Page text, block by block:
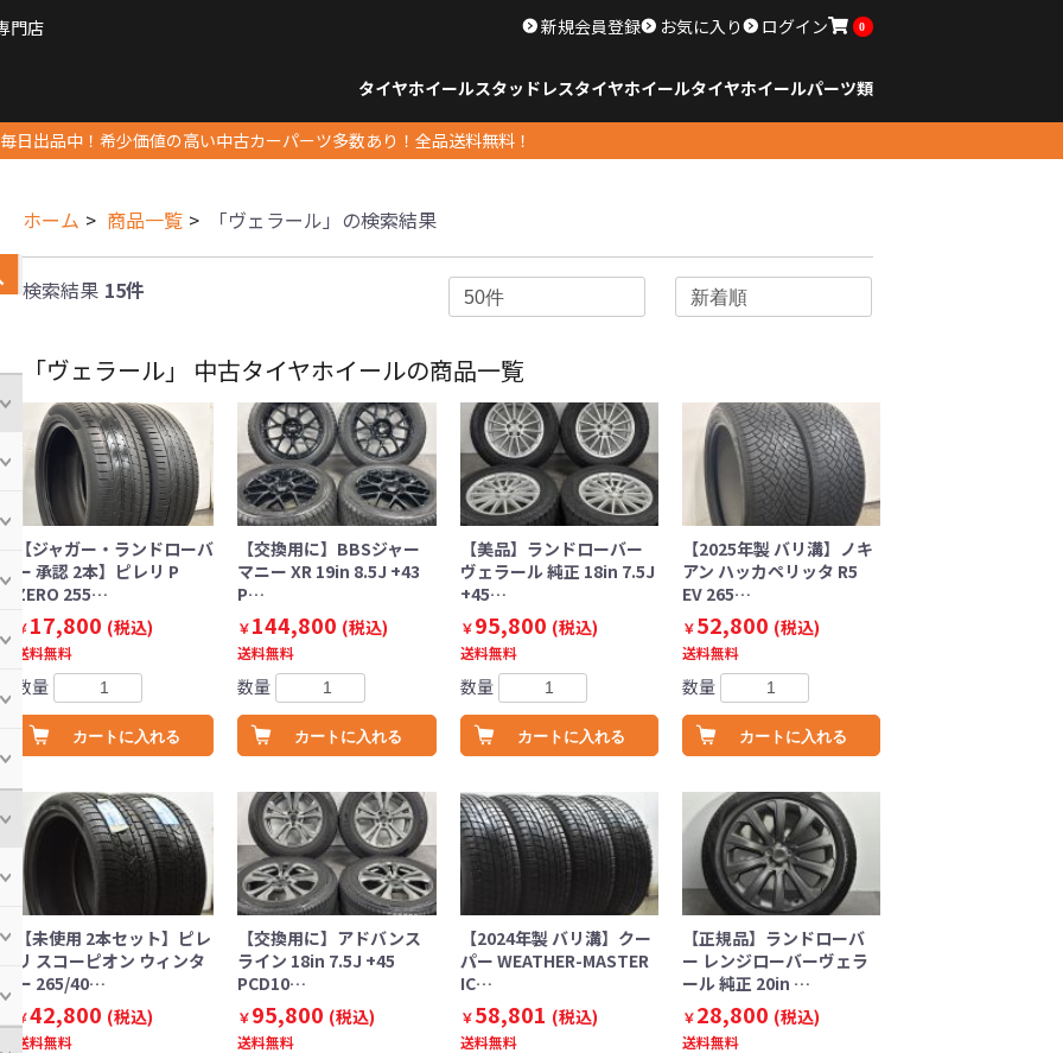
門店 新規会員登録 お気に入り ログイン 0
タイヤホイールスタッドレスタイヤホイールタイヤホイールパーツ類
毎日出品中！希少価値の高い中古カーパーツ多数あり！全品送料無料！
ホーム 商品一覧 「ヴェラール」の検索結果
検索結果 15件
「ヴェラール」 中古タイヤホイールの商品一覧
【ジャガー・ランドローバ
ー 承認 2本】ピレリ P
ZERO 255…
￥17,800 (税込)
送料無料
数量
カートに入れる
【交換用に】BBSジャー
マニー XR 19in 8.5J +43
P…
￥144,800 (税込)
送料無料
数量
カートに入れる
【美品】ランドローバー
ヴェラール 純正 18in 7.5J
+45…
￥95,800 (税込)
送料無料
数量
カートに入れる
【2025年製 バリ溝】ノキ
アン ハッカペリッタ R5
EV 265…
￥52,800 (税込)
送料無料
数量
カートに入れる
【未使用 2本セット】ピレ
リ スコーピオン ウィンタ
ー 265/40…
￥42,800 (税込)
送料無料
【交換用に】アドバンス
ライン 18in 7.5J +45
PCD10…
￥95,800 (税込)
送料無料
【2024年製 バリ溝】クー
パー WEATHER-MASTER
IC…
￥58,801 (税込)
送料無料
【正規品】ランドローバ
ー レンジローバーヴェラ
ール 純正 20in …
￥28,800 (税込)
送料無料